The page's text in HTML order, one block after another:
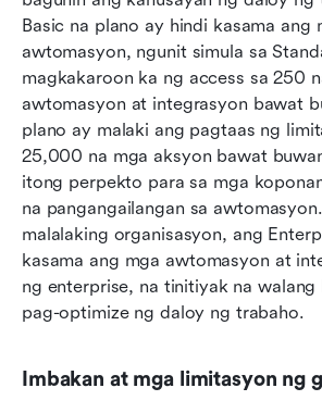
Basic na plano ay hindi kasama ang
awtomasyon, ngunit simula sa
magkakaroon ka ng access sa 250
awtomasyon at integrasyon bawat
plano ay malaki ang pagtaas ng
25,000 na mga aksyon bawat
itong perpekto para sa mga
na pangangailangan sa
malalaking organisasyon, ang
kasama ang mga awtomasyon at
ng enterprise, na tinitiyak na walang
pag-optimize ng daloy ng trabaho.
Imbakan at mga limitasyon ng